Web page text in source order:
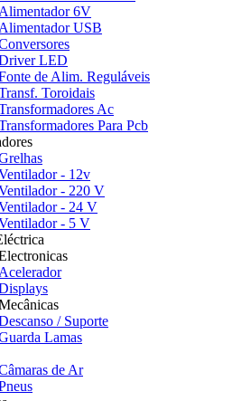
Alimentador 6V
Alimentador USB
LED
de Alim. Reguláveis
Toroidais
Ac
Para Pcb
- 12v
- 220 V
- 24 V
- 5 V
Acelerador
/ Suporte
Lamas
de Ar